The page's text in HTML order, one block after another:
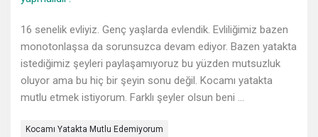
Sorular
16 senelik evliyiz. Genç yaşlarda evlendik. Evliliğimiz bazen
monotonlaşsa da sorunsuzca devam ediyor. Bazen yatakta
istediğimiz şeyleri paylaşamıyoruz bu yüzden mutsuzluk
oluyor ama bu hiç bir şeyin sonu değil. Kocamı yatakta
mutlu etmek istiyorum. Farklı şeyler olsun beni ...
Kocamı Yatakta Mutlu Edemiyorum